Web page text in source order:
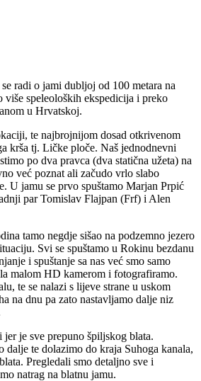
radi o jami dubljoj od 100 metara na
speleoloških ekspedicija i preko
u Hrvatskoj.
te najbrojnijom dosad otkrivenom
krša tj. Ličke ploče. Naš jednodnevni
po dva pravca (dva statična užeta) na
već poznat ali začudo vrlo slabo
U jamu se prvo spuštamo Marjan Prpić
par Tomislav Flajpan (Frf) i Alen
tamo negdje sišao na podzemno jezero
Svi se spuštamo u Rokinu bezdanu
i spuštanje sa nas već smo samo
malom HD kamerom i fotografiramo.
te se nalazi s lijeve strane u uskom
na dnu pa zato nastavljamo dalje niz
je sve prepuno špiljskog blata.
dalje te dolazimo do kraja Suhoga kanala,
Pregledali smo detaljno sve i
natrag na blatnu jamu.